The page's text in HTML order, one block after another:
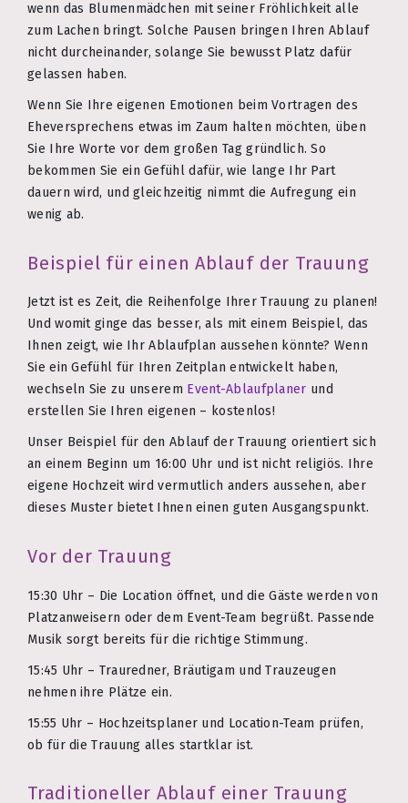
wenn das Blumenmädchen mit seiner Fröhlichkeit alle
zum Lachen bringt. Solche Pausen bringen Ihren Ablauf
nicht durcheinander, solange Sie bewusst Platz dafür
gelassen haben.
Wenn Sie Ihre eigenen Emotionen beim Vortragen des
Eheversprechens etwas im Zaum halten möchten, üben
Sie Ihre Worte vor dem großen Tag gründlich. So
bekommen Sie ein Gefühl dafür, wie lange Ihr Part
dauern wird, und gleichzeitig nimmt die Aufregung ein
wenig ab.
Beispiel für einen Ablauf der Trauung
Jetzt ist es Zeit, die Reihenfolge Ihrer Trauung zu planen!
Und womit ginge das besser, als mit einem Beispiel, das
Ihnen zeigt, wie Ihr Ablaufplan aussehen könnte? Wenn
Sie ein Gefühl für Ihren Zeitplan entwickelt haben,
wechseln Sie zu unserem Event-Ablaufplaner und
erstellen Sie Ihren eigenen – kostenlos!
Unser Beispiel für den Ablauf der Trauung orientiert sich
an einem Beginn um 16:00 Uhr und ist nicht religiös. Ihre
eigene Hochzeit wird vermutlich anders aussehen, aber
dieses Muster bietet Ihnen einen guten Ausgangspunkt.
Vor der Trauung
15:30 Uhr – Die Location öffnet, und die Gäste werden von
Platzanweisern oder dem Event-Team begrüßt. Passende
Musik sorgt bereits für die richtige Stimmung.
15:45 Uhr – Trauredner, Bräutigam und Trauzeugen
nehmen ihre Plätze ein.
15:55 Uhr – Hochzeitsplaner und Location-Team prüfen,
ob für die Trauung alles startklar ist.
Traditioneller Ablauf einer Trauung